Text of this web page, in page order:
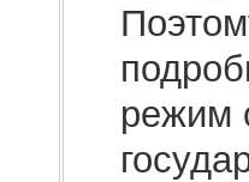
режим